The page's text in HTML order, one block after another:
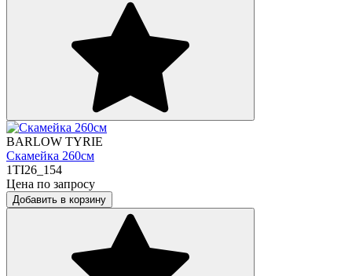
BARLOW TYRIE
Скамейка 260см
1TI26_154
Цена по запросу
Добавить в корзину